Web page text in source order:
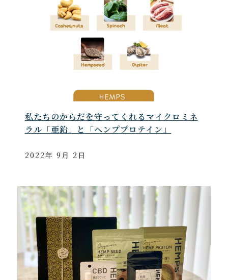
私たちのからだを守ってくれるマイクロミネ
ラル「亜鉛」と「ヘンププロテイン」
2022年 9月 2日